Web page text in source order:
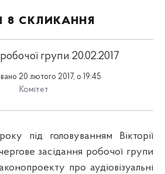
8 скликання
групи 20.02.2017
20 лютого 2017, о 19:45
Комітет
під головуванням Вікторії
засідання робочої групи
про аудіовізуальні